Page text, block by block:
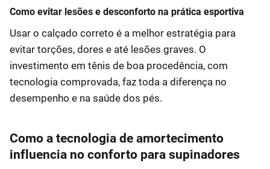
Como evitar lesões e desconforto na prática esportiva
Usar o calçado correto é a melhor estratégia para
evitar torções, dores e até lesões graves. O
investimento em tênis de boa procedência, com
tecnologia comprovada, faz toda a diferença no
desempenho e na saúde dos pés.
Como a tecnologia de amortecimento
influencia no conforto para supinadores